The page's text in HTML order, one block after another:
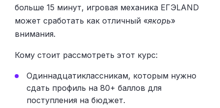
больше 15 минут, игровая механика ЕГЭLAND
может сработать как отличный «якорь»
внимания.
Кому стоит рассмотреть этот курс:
Одиннадцатиклассникам, которым нужно
сдать профиль на 80+ баллов для
поступления на бюджет.